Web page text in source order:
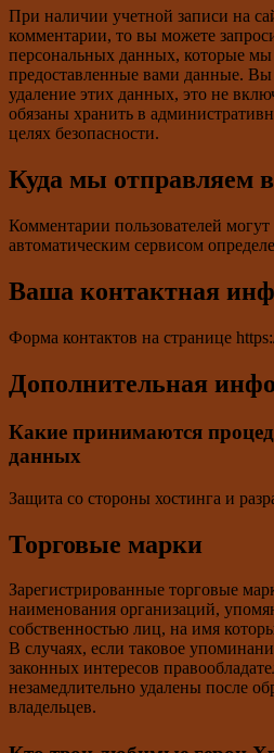
При наличии учетной записи на
комментарии, то вы можете
персональных данных, которые
предоставленные вами данные. Вы
удаление этих данных, это не
обязаны хранить в
целях безопасности.
Куда мы отправляем
Комментарии пользователей могут
автоматическим сервисом
Ваша контактная
Форма контактов на странице
Дополнительная
Какие принимаются
данных
Защита со стороны хостинга и
Торговые марки
Зарегистрированные торговые
наименования организаций,
собственностью лиц, на имя
В случаях, если таковое
законных интересов
незамедлительно удалены после
владельцев.